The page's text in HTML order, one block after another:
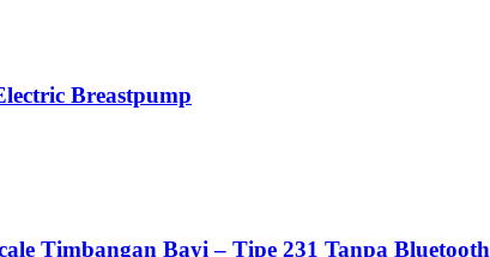
Breastpump
Timbangan Bayi – Tipe 231 Tanpa Bluetooth